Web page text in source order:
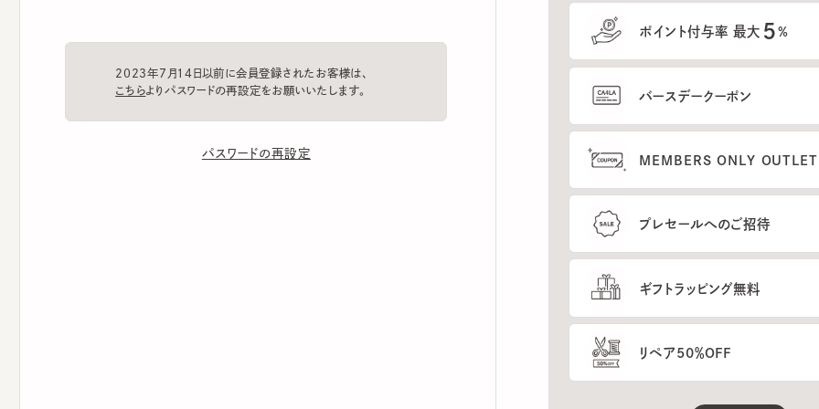
2023年7月14日以前に会員登録されたお客様は、
パスワードの再設定
ポイント付与率 最大 %
バースデークーポン
MEMBERS ONLY OUTLETのご
プレセールへのご招待
ギフトラッピング無料
リペア50％OFF